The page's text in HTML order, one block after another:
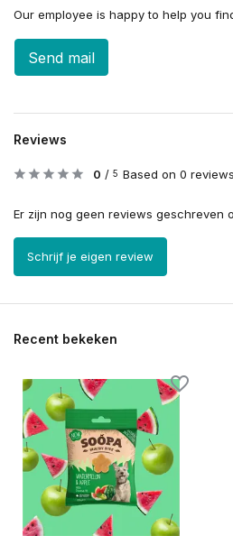
Our employee is happy to help you
Send mail
Reviews
0 / 5 Based on 0 reviews
Er zijn nog geen reviews geschreven
Schrijf je eigen review
Recent bekeken